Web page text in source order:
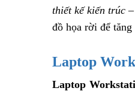
thiết kế kiến trúc
đồ họa rời để
Laptop
Laptop